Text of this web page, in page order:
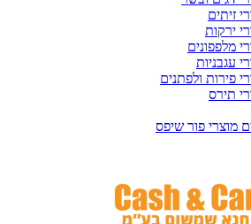
זיתים
ירקות
מלפפונים
עגבניות
פירות ולפתנים
תירס
מוצרי פור שיפס